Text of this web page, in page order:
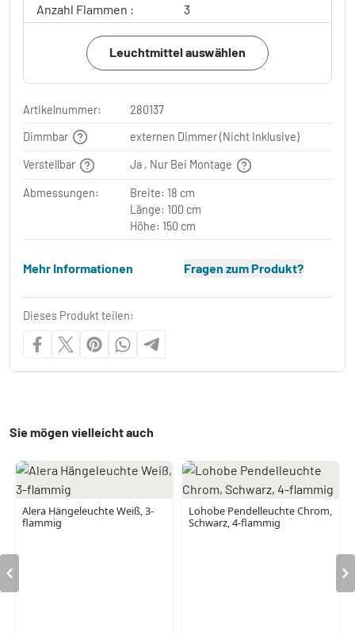
Anzahl Flammen :
3
Leuchtmittel auswählen
Artikelnummer:
280137
Dimmbar
externen Dimmer (Nicht Inklusive)
Verstellbar Ja , Nur Bei Montage
Abmessungen:
Breite: 18 cm
Länge: 100 cm
Höhe: 150 cm
Mehr Informationen Fragen zum Produkt?
Dieses Produkt teilen:
Sie mögen vielleicht auch
Alera Hängeleuchte Weiß, 3-
flammig
Lohobe Pendelleuchte Chrom,
Schwarz, 4-flammig